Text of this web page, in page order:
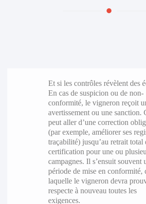
Et si les contrôles révèlent des
En cas de suspicion ou de non-
conformité, le vigneron reçoit
avertissement ou une sanction.
peut aller d’une correction
(par exemple, améliorer ses
traçabilité) jusqu’au retrait total
certification pour une ou
campagnes. Il s’ensuit souvent
période de mise en conformité,
laquelle le vigneron devra
respecte à nouveau toutes les
exigences.